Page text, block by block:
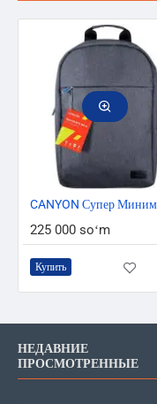
225 000 soʻm
Купить
НЕДАВНИЕ
ПРОСМОТРЕННЫЕ